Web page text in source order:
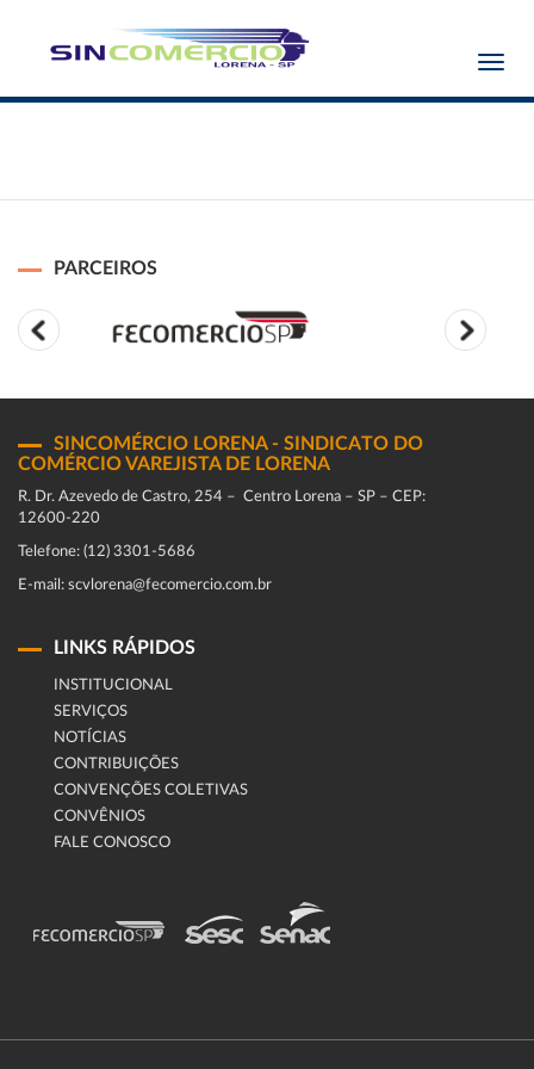
PARCEIROS
SINCOMÉRCIO LORENA - SINDICATO DO
COMÉRCIO VAREJISTA DE LORENA
R. Dr. Azevedo de Castro, 254 – Centro Lorena – SP – CEP:
12600-220
Telefone: (12) 3301-5686
E-mail: scvlorena@fecomercio.com.br
LINKS RÁPIDOS
INSTITUCIONAL
SERVIÇOS
NOTÍCIAS
CONTRIBUIÇÕES
CONVENÇÕES COLETIVAS
CONVÊNIOS
FALE CONOSCO